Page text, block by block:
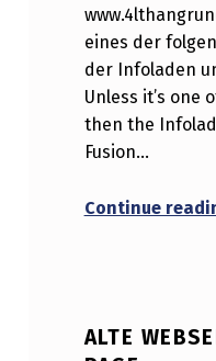
eines der
der Infoladen
Unless it’s one
then the
Fusion…
Continue
ALTE